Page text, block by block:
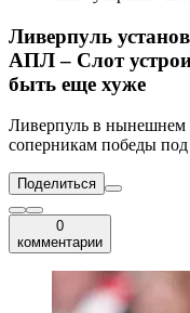
Ливерпуль
АПЛ – Слот
быть еще хуже
Ливерпуль в нынешнем
соперникам победы под
Поделиться
0
комментарии